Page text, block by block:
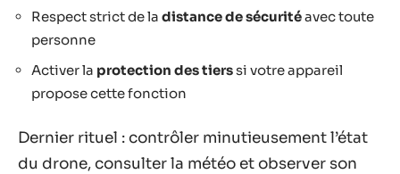
Respect strict de la distance de sécuritéavec toute
personne
Activer la protection des tierssi votre appareil
propose cette fonction
Dernier rituel : contrôler minutieusement l’état
du drone, consulter la météo et observer son